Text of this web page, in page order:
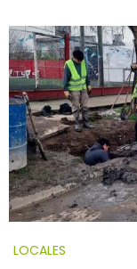
LOCALES